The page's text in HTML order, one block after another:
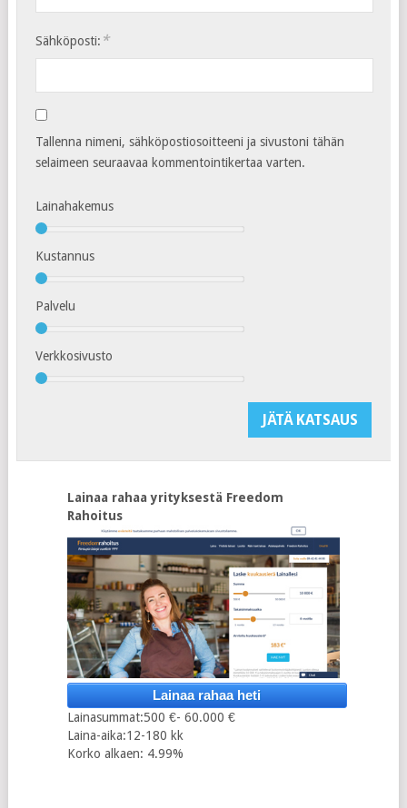
Sähköposti: *
Tallenna nimeni, sähköpostiosoitteeni ja sivustoni tähän
selaimeen seuraavaa kommentointikertaa varten.
Lainahakemus
Kustannus
Palvelu
Verkkosivusto
Lainaa rahaa yrityksestä Freedom
Rahoitus
Lainaa rahaa heti
Lainasummat:500 €- 60.000 €
Laina-aika:12-180 kk
Korko alkaen: 4.99%